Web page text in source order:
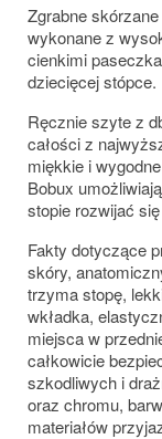
Zgrabne skórzane
wykonane z
cienkimi
dziecięcej stópce.
Ręcznie szyte z
całości z
miękkie i
Bobux
stopie rozwijać
Fakty dotyczące
skóry,
trzyma stopę,
wkładka,
miejsca w
całkowicie
szkodliwych i
oraz chromu,
materiałów